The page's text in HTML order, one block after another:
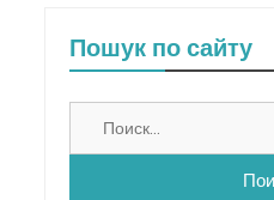
Пошук по сайту